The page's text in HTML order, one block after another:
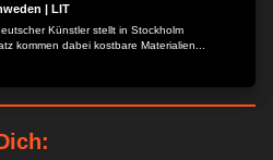
| LIT
Künstler stellt in Stockholm
kommen dabei kostbare Materialien...